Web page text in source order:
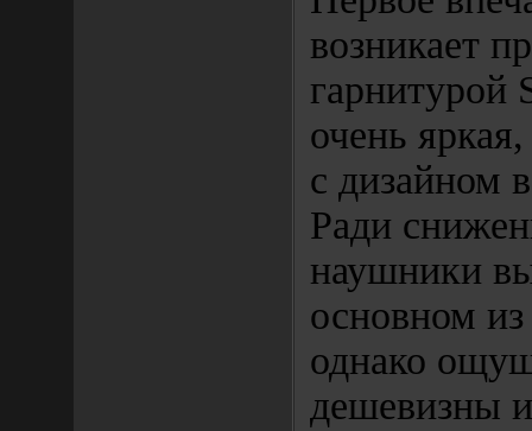
возникает
очень
с дизайном
Ради
наушники
основном из
однако
дешевизны